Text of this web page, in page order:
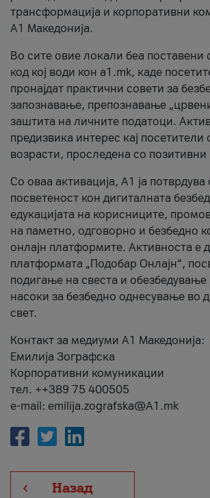
трансформација и корпоративни
А1 Македонија.
Во сите овие локали беа поставени
код кој води кон a1.mk, каде
пронајдат практични совети за
запознавање, препознавање
заштита на личните податоци.
предизвика интерес кај посетители
возрасти, проследена со
Со оваа активација, А1 ја потврдува
посветеност кон дигиталната
едукацијата на корисниците,
на паметно, одговорно и безбедно
онлајн платформите. Активноста е
платформата „Подобар Онлајн“,
подигање на свеста и обезбедување
насоки за безбедно однесување во
свет.
Контакт за медиуми А1 Македонија:
Емилија Зографска
Корпоративни комуникации
тел. ++389 75 400505
e-mail: emilija.zografska@A1.mk
Назад